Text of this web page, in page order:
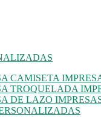
CAMISETA
TROQUELADA
DE LAZO